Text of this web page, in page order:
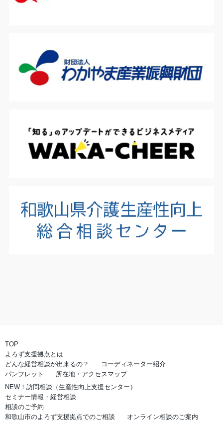
TOP
よろず支援拠点とは
どんな経営相談が出来るの？
コーディネーター紹介
パンフレット
所在地・アクセスマップ
NEW！訪問相談（生産性向上支援センター）
セミナー情報・経営相談
相談のご予約
和歌山市のよろず支援拠点でのご相談
オンライン相談のご案内